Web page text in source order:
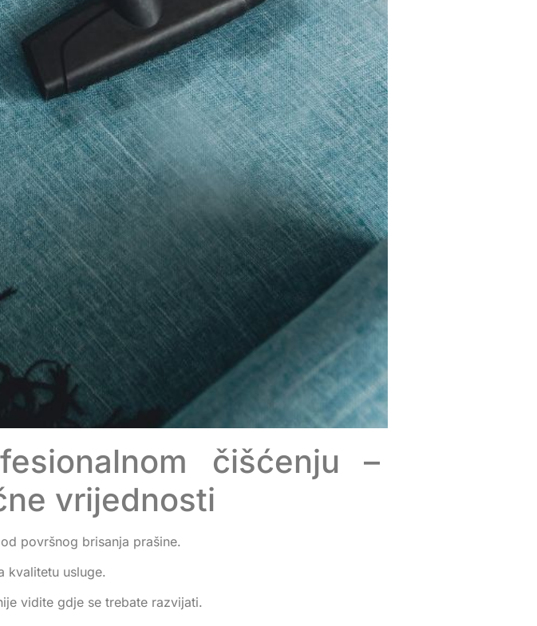
čišćenju –
vrijednosti
površnog brisanja prašine.
kvalitetu usluge.
vidite gdje se trebate razvijati.